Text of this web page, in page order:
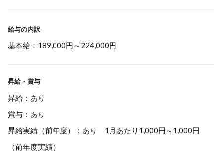
給与の内訳
基本給：189,000円～224,000円
昇給・賞与
昇給：あり
賞与：あり
昇給実績（前年度）：あり 1月あたり1,000円～1,000円
（前年度実績）